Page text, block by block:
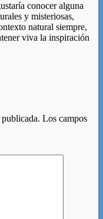
conocer alguna
y misteriosas,
natural siempre,
viva la inspiración
Los campos